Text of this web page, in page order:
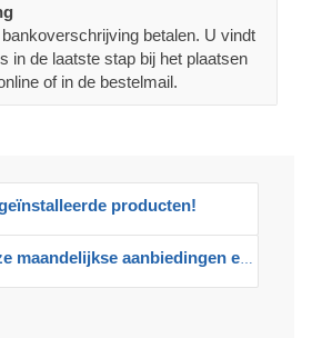
betalen. U vindt
in de laatste stap bij het plaatsen
of in de bestelmail.
producten!
aanbiedingen en advies